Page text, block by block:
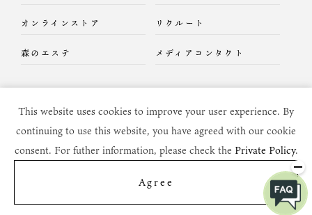
オンラインストア
森のエステ
リクルート
メディアコンタクト
無断での転載、転用、コピー等を固く禁じます。
This website uses cookies to improve your user experience. By
continuing to use this website, you have agreed with our cookie
consent. For futher information, please check the Private Policy.
Agree